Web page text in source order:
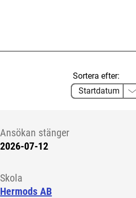
Sortera efter:
Ansökan stänger
2026-07-12
Skola
Hermods AB